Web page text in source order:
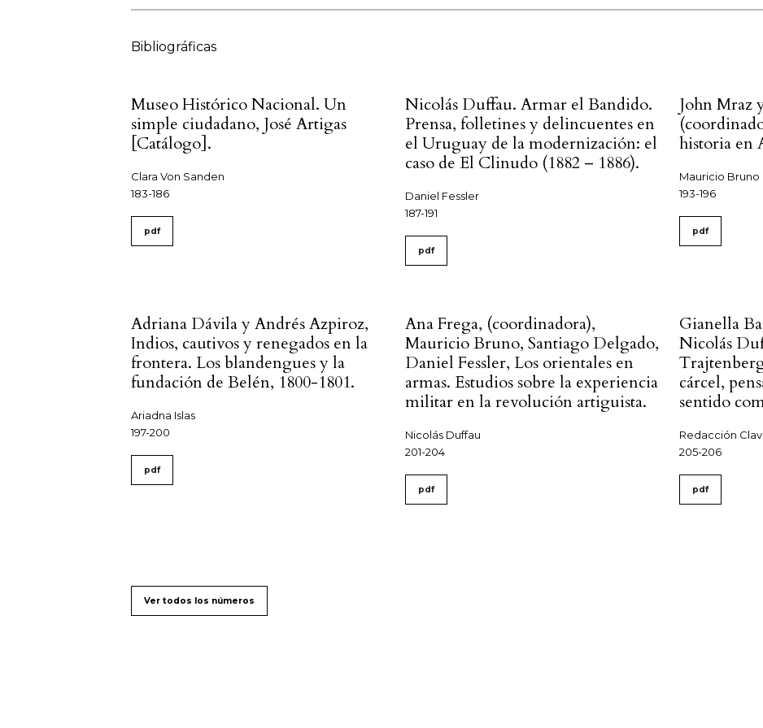
Bibliográficas
Museo Histórico Nacional. Un
simple ciudadano, José Artigas
[Catálogo].
Clara Von Sanden
183-186
pdf
Nicolás Duffau. Armar el Bandido.
Prensa, folletines y delincuentes en
el Uruguay de la modernización: el
caso de El Clinudo (1882 – 1886).
Daniel Fessler
187-191
pdf
John Mraz
historia en
Mauricio Bruno
193-196
pdf
Adriana Dávila y Andrés Azpiroz,
Indios, cautivos y renegados en la
frontera. Los blandengues y la
fundación de Belén, 1800-1801.
Ariadna Islas
197-200
pdf
Ana Frega, (coordinadora),
Mauricio Bruno, Santiago Delgado,
Daniel Fessler, Los orientales en
armas. Estudios sobre la experiencia
militar en la revolución artiguista.
Nicolás Duffau
201-204
pdf
Gianella
Nicolás
cárcel,
sentido
Redacción
205-206
pdf
Ver todos los números